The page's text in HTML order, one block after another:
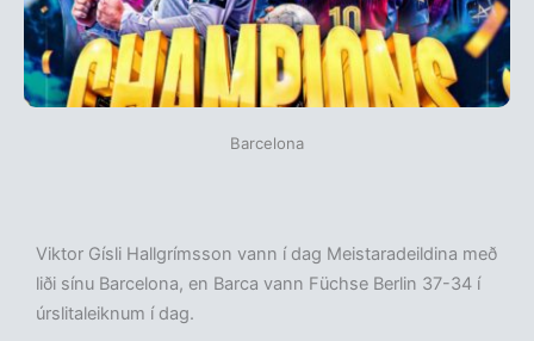
Barcelona
Viktor Gísli Hallgrímsson vann í dag Meistaradeildina með
liði sínu Barcelona, en Barca vann Füchse Berlin 37-34 í
úrslitaleiknum í dag.